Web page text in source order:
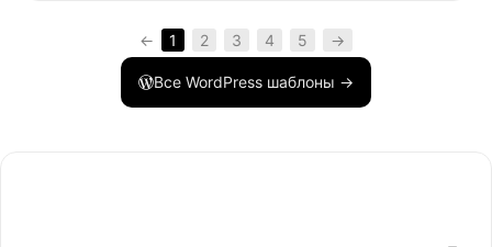
← 1 2 3 4 5 →
Все WordPress шаблоны →